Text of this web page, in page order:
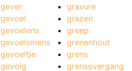
gever
gevoel
gevoelens
gevoelsmens
gevoeltje
gevolg
gravure
grazen
greep
grenenhout
grens
grensovergang